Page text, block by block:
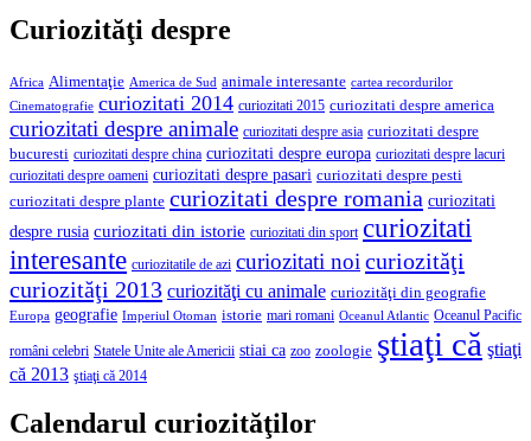
Curiozităţi despre
Africa Alimentaţie America de Sud animale interesante cartea recordurilor
Cinematografie curiozitati 2014 curiozitati 2015 curiozitati despre america
curiozitati despre animale curiozitati despre asia curiozitati despre
bucuresti curiozitati despre china curiozitati despre europa curiozitati despre lacuri
curiozitati despre oameni curiozitati despre pasari curiozitati despre pesti
curiozitati despre plante curiozitati despre romania curiozitati
despre rusia curiozitati din istorie curiozitati din sport curiozitati
interesante curiozitatile de azi curiozitati noi curiozităţi
curiozităţi 2013 curiozităţi cu animale curiozităţi din geografie
Europa geografie Imperiul Otoman istorie mari romani Oceanul Atlantic Oceanul Pacific
români celebri Statele Unite ale Americii stiai ca zoo zoologie ştiaţi că ştiaţi
că 2013 ştiaţi că 2014
Calendarul curiozităţilor